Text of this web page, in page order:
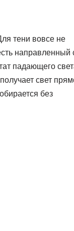
тени вовсе не
направленный
падающего
свет
без